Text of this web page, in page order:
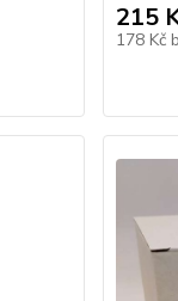
215
178 Kč